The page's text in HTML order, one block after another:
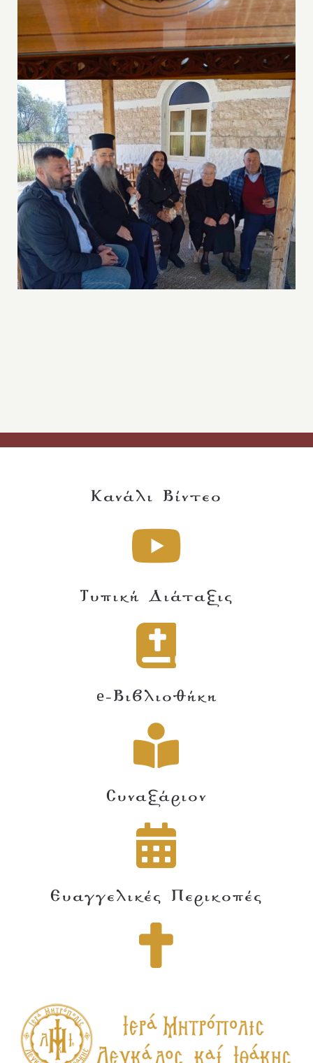
Κανάλι Βίντεο
Τυπική Διάταξις
e-Βιβλιοθήκη
Συναξάριον
Ευαγγελικές Περικοπές